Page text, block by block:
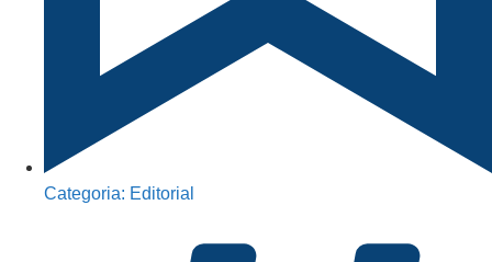
Categoria: Editorial